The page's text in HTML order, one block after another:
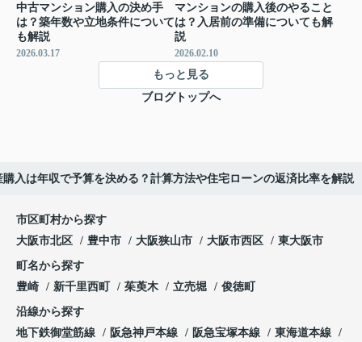
中古マンション購入の決め手
は？築年数や立地条件について
も解説
2026.03.17
マンションの購入後のやること
は？入居前の準備についても解
説
2026.02.10
もっと見る
ブログトップへ
購入は年収で予算を決める？計算方法や住宅ローンの返済比率を解説
市区町村から探す
大阪市北区
豊中市 大阪狭山市 大阪市西区 東大阪市
町名から探す
豊崎
新千里西町 茱萸木 立売堀 俊徳町
沿線から探す
地下鉄御堂筋線
阪急神戸本線 阪急宝塚本線
東海道本線